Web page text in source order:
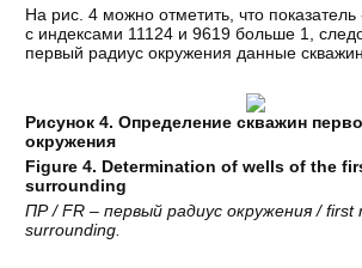
На рис. 4 можно отметить, что
с индексами 11124 и 9619 больше 1,
первый радиус окружения данные
Рисунок 4. Определение скважин
окружения
Figure 4. Determination of wells of the
surrounding
ПР/ FR –первый радиус окружения/ first
surrounding.